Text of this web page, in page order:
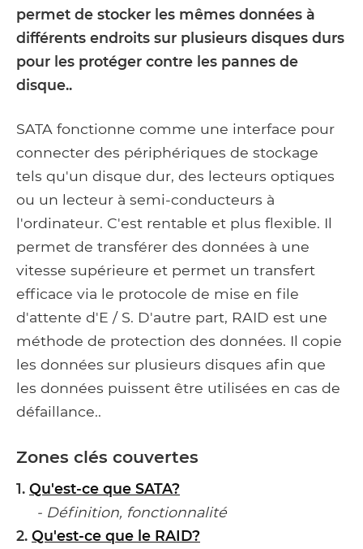
permet de stocker les mêmes données à
différents endroits sur plusieurs disques durs
pour les protéger contre les pannes de
disque..
SATA fonctionne comme une interface pour
connecter des périphériques de stockage
tels qu'un disque dur, des lecteurs optiques
ou un lecteur à semi-conducteurs à
l'ordinateur. C'est rentable et plus flexible. Il
permet de transférer des données à une
vitesse supérieure et permet un transfert
efficace via le protocole de mise en file
d'attente d'E / S. D'autre part, RAID est une
méthode de protection des données. Il copie
les données sur plusieurs disques afin que
les données puissent être utilisées en cas de
défaillance..
Zones clés couvertes
1. Qu'est-ce que SATA?
- Définition, fonctionnalité
2. Qu'est-ce que le RAID?